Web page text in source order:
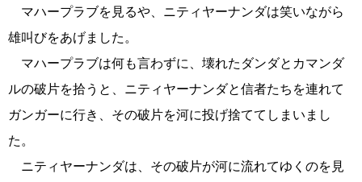
マハープラブを見るや、ニティヤーナンダは笑いながら
雄叫びをあげました。
マハープラブは何も言わずに、壊れたダンダとカマンダ
ルの破片を拾うと、ニティヤーナンダと信者たちを連れて
ガンガーに行き、その破片を河に投げ捨ててしまいまし
た。
ニティヤーナンダは、その破片が河に流れてゆくのを見